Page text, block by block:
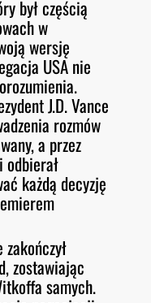
był częścią
w
wersję
USA nie
J.D. Vance
rozmów
a przez
każdą decyzję
zostawiając
samych.